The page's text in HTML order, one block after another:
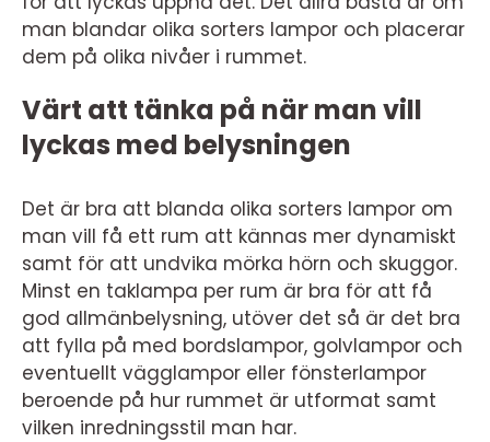
man blandar olika sorters lampor och placerar
dem på olika nivåer i rummet.
Värt att tänka på när man vill
lyckas med belysningen
Det är bra att blanda olika sorters lampor om
man vill få ett rum att kännas mer dynamiskt
samt för att undvika mörka hörn och skuggor.
Minst en taklampa per rum är bra för att få
god allmänbelysning, utöver det så är det bra
att fylla på med bordslampor, golvlampor och
eventuellt vägglampor eller fönsterlampor
beroende på hur rummet är utformat samt
vilken inredningsstil man har.